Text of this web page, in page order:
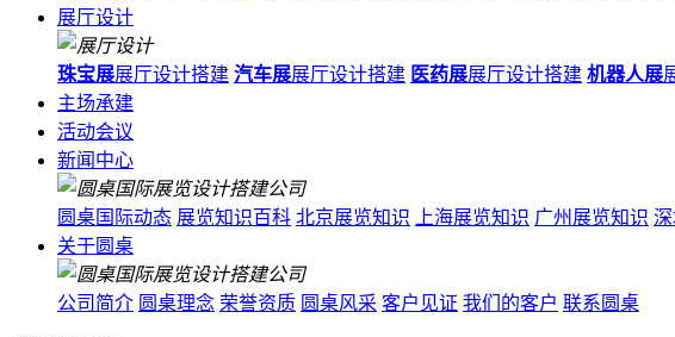
展厅设计
珠宝展展厅设计搭建 汽车展展厅设计搭建 医药展展厅设计搭建 机器人展
主场承建
活动会议
新闻中心
圆桌国际动态 展览知识百科 北京展览知识 上海展览知识 广州展览知识
关于圆桌
公司简介 圆桌理念 荣誉资质 圆桌风采 客户见证 我们的客户 联系圆桌